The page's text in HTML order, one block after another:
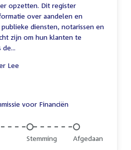
opzetten. Dit register
over aandelen en
diensten, notarissen en
zijn om hun klanten te
Lee
voor Financiën
Onvoltooid:
Stemming Onvoltooid:
Afgedaan